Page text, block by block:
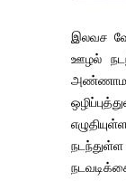
இலவச
ஊழல்